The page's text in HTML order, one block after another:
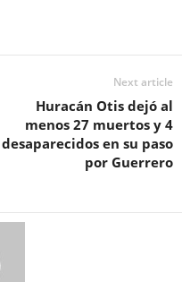
Next article
Huracán Otis dejó al
menos 27 muertos y 4
desaparecidos en su paso
por Guerrero